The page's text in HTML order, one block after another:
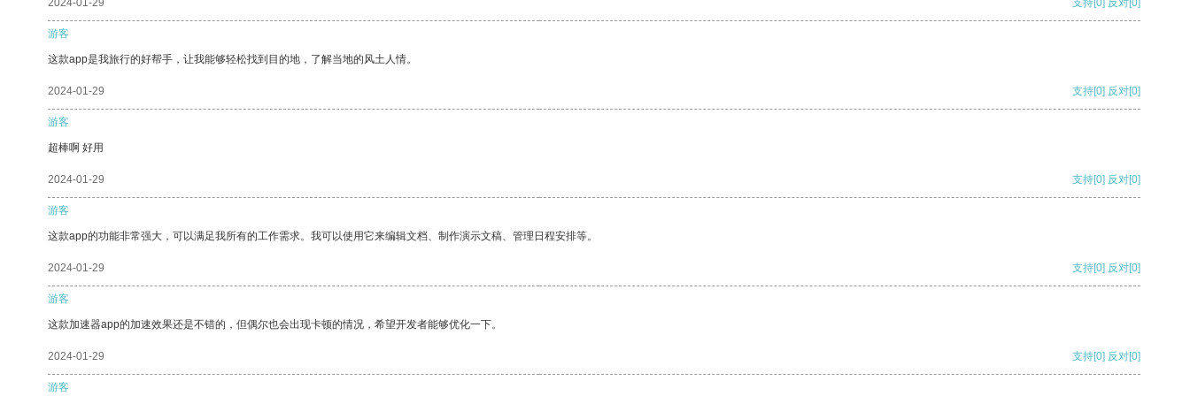
2024-01-29 支持 [0] 反对 [0]
游客
这款app是我旅行的好帮手，让我能够轻松找到目的地，了解当地的风土人情。
2024-01-29 支持[0] 反对[0]
游客
超棒啊 好用
2024-01-29 支持[0] 反对[0]
游客
这款app的功能非常强大，可以满足我所有的工作需求。我可以使用它来编辑文档、制作演示文稿、管理日程安排等。
2024-01-29 支持[0] 反对[0]
游客
这款加速器app的加速效果还是不错的，但偶尔也会出现卡顿的情况，希望开发者能够优化一下。
2024-01-29 支持[0] 反对[0]
游客